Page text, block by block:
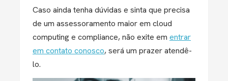
Caso ainda tenha dúvidas e sinta que precisa
de um assessoramento maior em cloud
computing e compliance, não exite em entrar
em contato conosco, será um prazer atendê-
lo.